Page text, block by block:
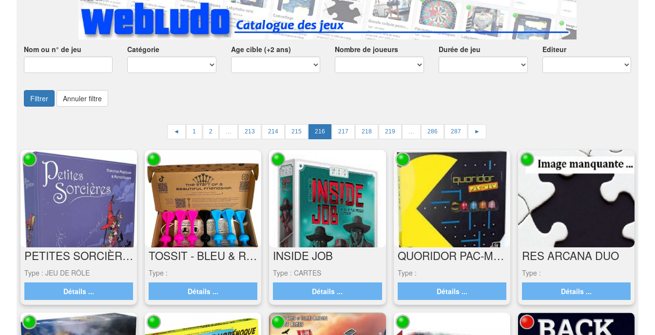
Nom ou n° de jeu Catégorie Age cible (+2 ans) Nombre de joueurs Durée de jeu Editeur
Filtrer Annuler filtre
◄ 1 2 … 213 214 215 216 217 218 219 … 286 287 ►
PETITES SORCIÈRES
Type : JEU DE RÔLE
Détails ...
TOSSIT - BLEU & ROSE
Type :
Détails ...
INSIDE JOB
Type : CARTES
Détails ...
QUORIDOR PAC-MAN
Type :
Détails ...
RES ARCANA DUO
Type :
Détails ...